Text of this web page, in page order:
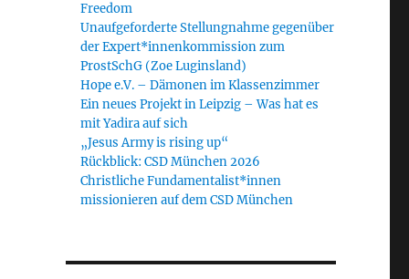
Freedom
Unaufgeforderte Stellungnahme gegenüber
der Expert*innenkommission zum
ProstSchG (Zoe Luginsland)
Hope e.V. – Dämonen im Klassenzimmer
Ein neues Projekt in Leipzig – Was hat es
mit Yadira auf sich
„Jesus Army is rising up“
Rückblick: CSD München 2026
Christliche Fundamentalist*innen
missionieren auf dem CSD München